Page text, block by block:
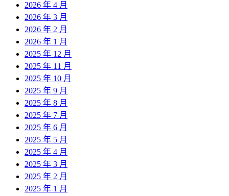
2026 年 4 月
2026 年 3 月
2026 年 2 月
2026 年 1 月
2025 年 12 月
2025 年 11 月
2025 年 10 月
2025 年 9 月
2025 年 8 月
2025 年 7 月
2025 年 6 月
2025 年 5 月
2025 年 4 月
2025 年 3 月
2025 年 2 月
2025 年 1 月